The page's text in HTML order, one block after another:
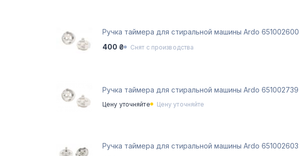
Ручка таймера для стиральной машины Ardo 651002600
400 ₴
Снят с производства
Ручка таймера для стиральной машины Ardo 651002739
Цену уточняйте Цену уточняйте
Ручка таймера для стиральной машины Ardo 651002603